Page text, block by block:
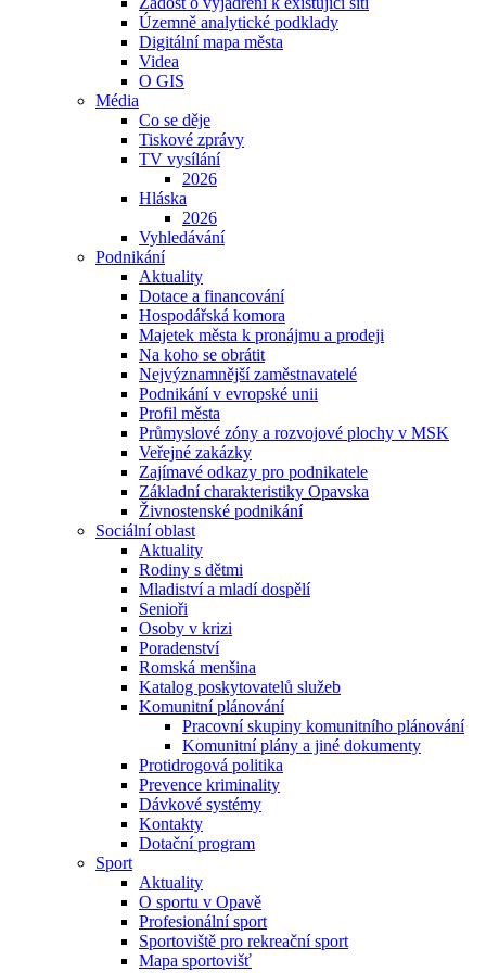
Územně analytické podklady
Digitální mapa města
Videa
O GIS
Média
Co se děje
Tiskové zprávy
TV vysílání
2026
Hláska
2026
Vyhledávání
Podnikání
Aktuality
Dotace a financování
Hospodářská komora
Majetek města k pronájmu a prodeji
Na koho se obrátit
Nejvýznamnější zaměstnavatelé
Podnikání v evropské unii
Profil města
Průmyslové zóny a rozvojové plochy v MSK
Veřejné zakázky
Zajímavé odkazy pro podnikatele
Základní charakteristiky Opavska
Živnostenské podnikání
Sociální oblast
Aktuality
Rodiny s dětmi
Mladiství a mladí dospělí
Senioři
Osoby v krizi
Poradenství
Romská menšina
Katalog poskytovatelů služeb
Komunitní plánování
Pracovní skupiny komunitního plánování
Komunitní plány a jiné dokumenty
Protidrogová politika
Prevence kriminality
Dávkové systémy
Kontakty
Dotační program
Sport
Aktuality
O sportu v Opavě
Profesionální sport
Sportoviště pro rekreační sport
Mapa sportovišť